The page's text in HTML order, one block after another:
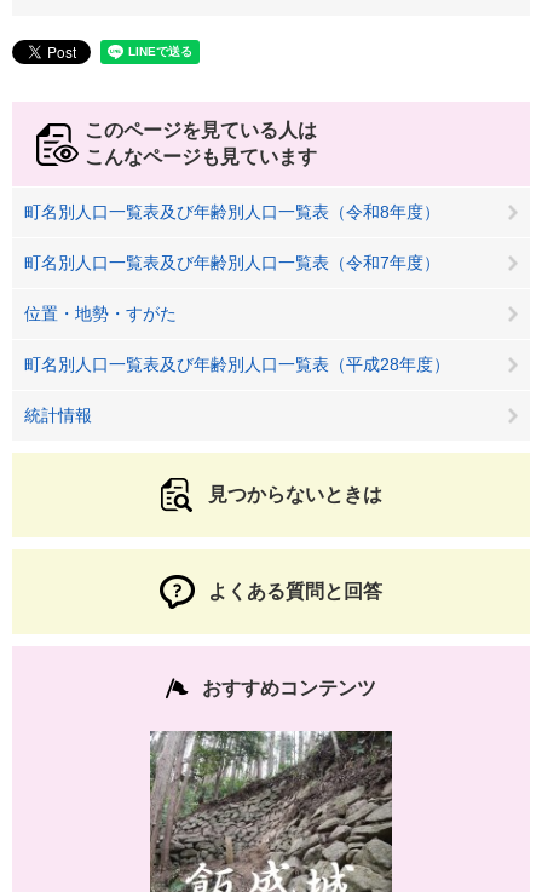
このページを見ている人は
こんなページも見ています
町名別人口一覧表及び年齢別人口一覧表（令和8年度）
町名別人口一覧表及び年齢別人口一覧表（令和7年度）
位置・地勢・すがた
町名別人口一覧表及び年齢別人口一覧表（平成28年度）
統計情報
見つからないときは
よくある質問と回答
おすすめコンテンツ